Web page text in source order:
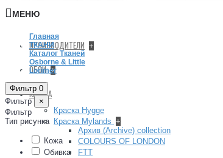
МЕНЮ
ПРОИЗВОДИТЕЛИ +
ОБОИ +
КРАСКА
Краска Hygge
Краска Mylands +
Архив (Archive) collection
COLOURS OF LONDON
FTT
Главная
ТКАНИ
Каталог Тканей
Osborne & Little
Lorimer
Фильтр 0
Фильтр
×
Фильтр
Тип рисунка
Кожа
Обивка